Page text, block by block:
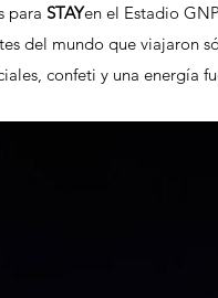
para STAYen el Estadio
del mundo que viajaron
confeti y una energía